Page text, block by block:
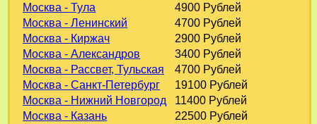
Москва - Тула
4900 Рублей
Москва - Ленинский
4700 Рублей
Москва - Киржач
2900 Рублей
Москва - Александров
3400 Рублей
Москва - Рассвет, Тульская
4700 Рублей
Москва - Санкт-Петербург
19100 Рублей
Москва - Нижний Новгород
11400 Рублей
Москва - Казань
22500 Рублей